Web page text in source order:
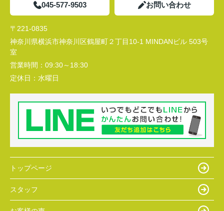
045-577-9503 お問い合わせ
〒221-0835
神奈川県横浜市神奈川区鶴屋町２丁目10-1 MINDANビル 503号
室
営業時間： 09:30～18:30
定休日： 水曜日
トップページ
スタッフ